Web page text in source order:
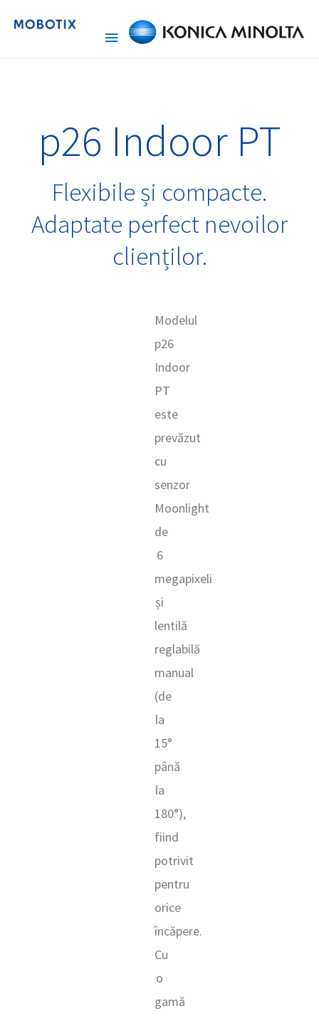
p26 Indoor PT
Flexibile și compacte.
Adaptate perfect nevoilor
clienților.
Modelul
p26
Indoor
PT
este
prevăzut
cu
senzor
Moonlight
de
6
megapixeli
și
lentilă
reglabilă
manual
(de
la
15°
până
la
180°),
fiind
potrivit
pentru
orice
încăpere.
Cu
o
gamă